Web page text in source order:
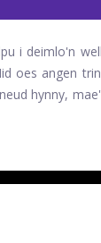
i deimlo'n
oes angen
hynny,